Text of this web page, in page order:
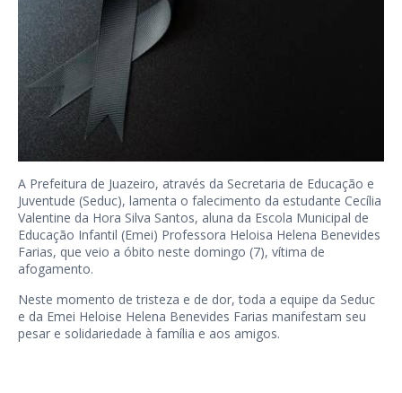
A Prefeitura de Juazeiro, através da Secretaria de Educação e
Juventude (Seduc), lamenta o falecimento da estudante Cecília
Valentine da Hora Silva Santos, aluna da Escola Municipal de
Educação Infantil (Emei) Professora Heloisa Helena Benevides
Farias, que veio a óbito neste domingo (7), vítima de
afogamento.
Neste momento de tristeza e de dor, toda a equipe da Seduc
e da Emei Heloise Helena Benevides Farias manifestam seu
pesar e solidariedade à família e aos amigos.